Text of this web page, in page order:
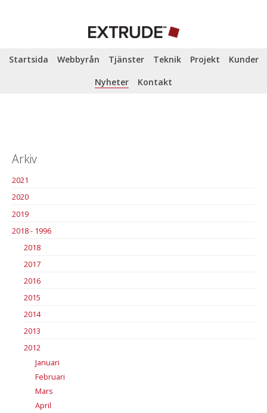
Startsida Webbyrån Tjänster Teknik Projekt
Kunder
Nyheter
Kontakt
Arkiv
2021
2020
2019
2018 - 1996
2018
2017
2016
2015
2014
2013
2012
Januari
Februari
Mars
April